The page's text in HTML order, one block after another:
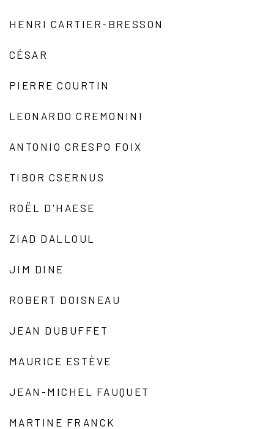
HENRI CARTIER-BRESSON
CÉSAR
PIERRE COURTIN
LEONARDO CREMONINI
ANTONIO CRESPO FOIX
TIBOR CSERNUS
ROËL D'HAESE
ZIAD DALLOUL
JIM DINE
ROBERT DOISNEAU
JEAN DUBUFFET
MAURICE ESTÈVE
JEAN-MICHEL FAUQUET
MARTINE FRANCK